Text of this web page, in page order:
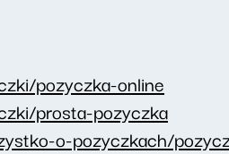
pozyczka-online
prosta-pozyczka
o-pozyczkach/